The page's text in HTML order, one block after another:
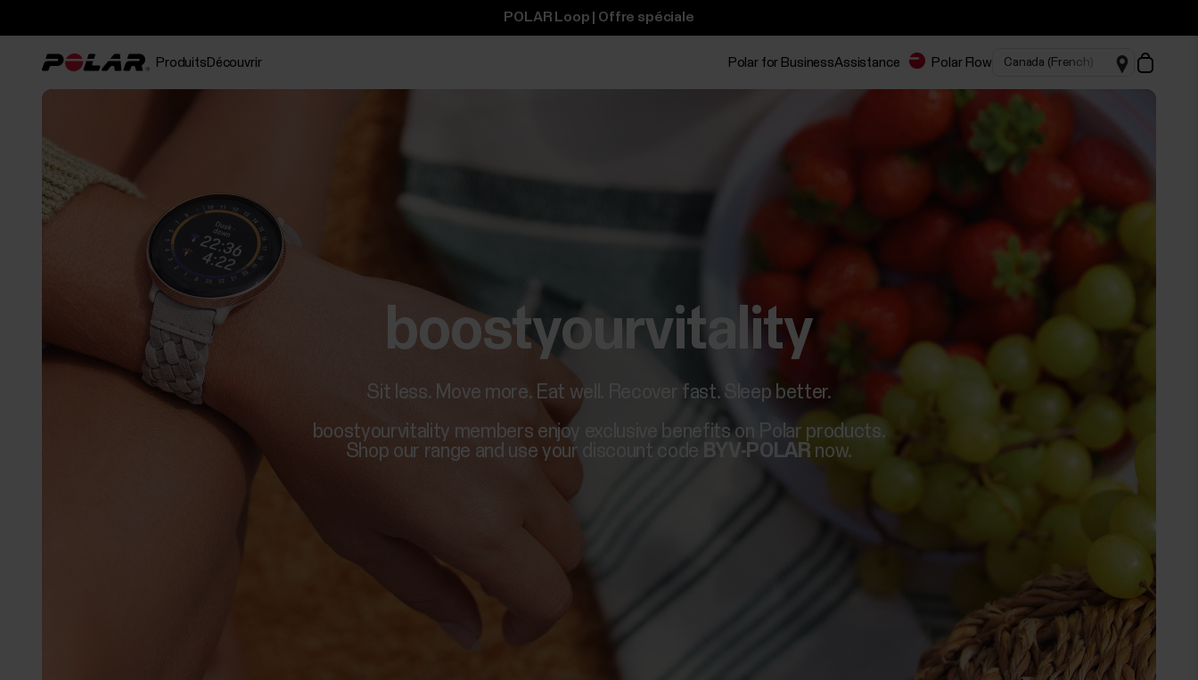
POLAR Loop | Offre spéciale
Produits Découvrir Polar for BusinessAssistance Polar Flow
boostyourvitality
Sit less. Move more. Eat well. Recover fast. Sleep better.
boostyourvitality members enjoy exclusive benefits on Polar products.
Shop our range and use your discount code BYV-POLAR now.